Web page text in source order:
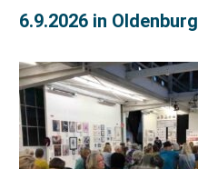
6.9.2026 in Oldenburg